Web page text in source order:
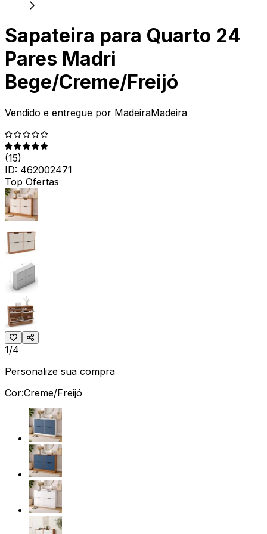
Sapateira para Quarto 24
Pares Madri
Bege/Creme/Freijó
Vendido e entregue por MadeiraMadeira
(15)
ID: 462002471
Top Ofertas
1/4
Personalize sua compra
Cor:Creme/Freijó